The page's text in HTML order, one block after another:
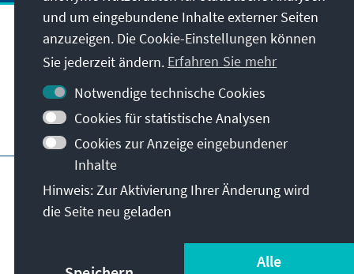
Anschrift
Kontakt
Besuchen Sie auch
Hauptseite der KAS
Nutzungsbedingungen
Erklärung zur Barrierefreiheit
© Konrad-Adenauer-Stiftung e.V. 2026
und um eingebundene Inhalte externer Seiten
anzuzeigen. Die Cookie-Einstellungen können
Sie jederzeit ändern. Erfahren Sie mehr
Notwendige technische Cookies
Cookies für statistische Analysen
Cookies zur Anzeige eingebundener
Inhalte
Hinweis: Zur Aktivierung Ihrer Änderung wird
die Seite neu geladen
Alle